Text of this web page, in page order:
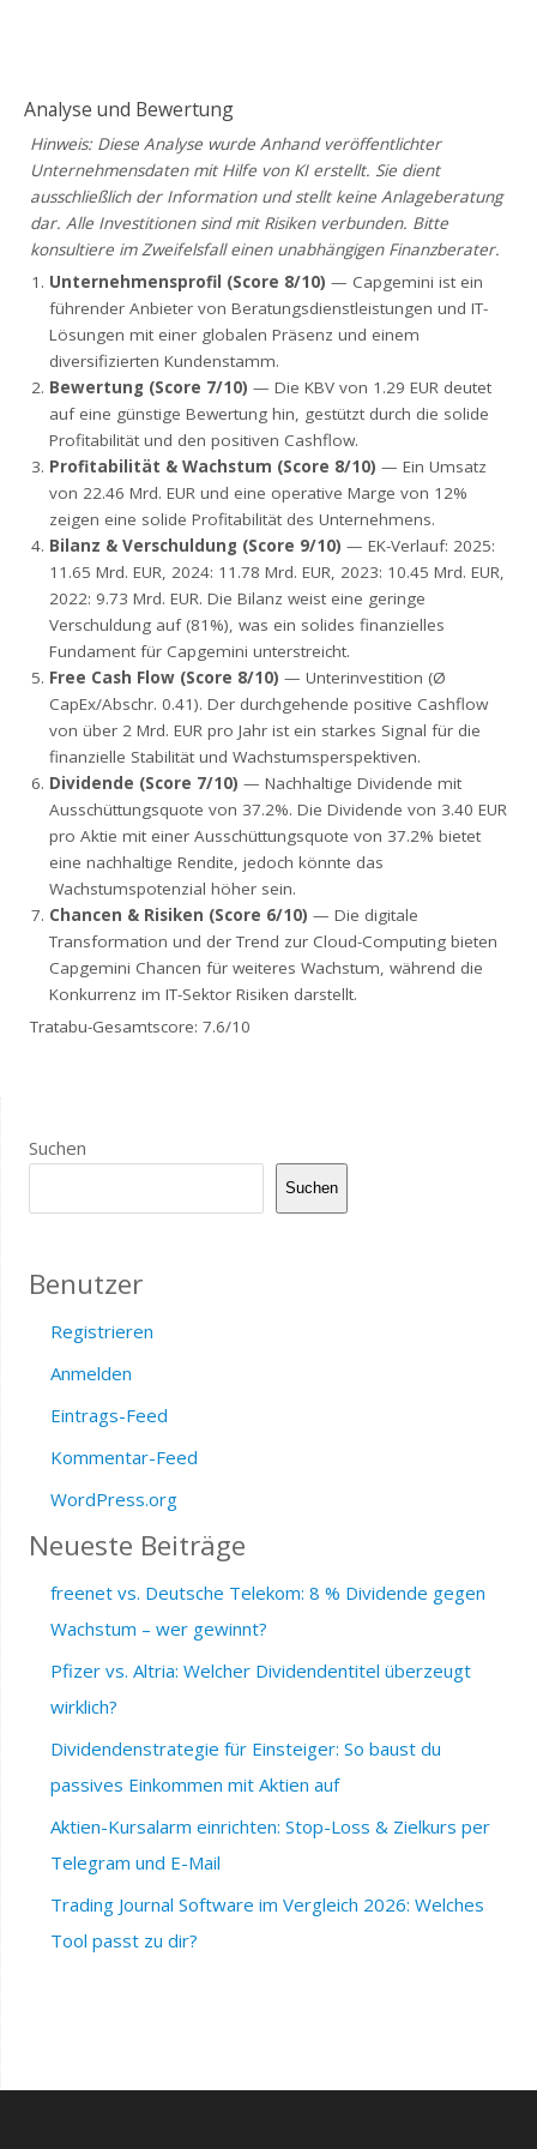
Analyse und Bewertung
Hinweis: Diese Analyse wurde Anhand veröffentlichter
Unternehmensdaten mit Hilfe von KI erstellt. Sie dient
ausschließlich der Information und stellt keine Anlageberatung
dar. Alle Investitionen sind mit Risiken verbunden. Bitte
konsultiere im Zweifelsfall einen unabhängigen Finanzberater.
Unternehmensprofil (Score 8/10) — Capgemini ist ein
führender Anbieter von Beratungsdienstleistungen und IT-
Lösungen mit einer globalen Präsenz und einem
diversifizierten Kundenstamm.
Bewertung (Score 7/10) — Die KBV von 1.29 EUR deutet
auf eine günstige Bewertung hin, gestützt durch die solide
Profitabilität und den positiven Cashflow.
Profitabilität & Wachstum (Score 8/10) — Ein Umsatz
von 22.46 Mrd. EUR und eine operative Marge von 12%
zeigen eine solide Profitabilität des Unternehmens.
Bilanz & Verschuldung (Score 9/10) — EK-Verlauf: 2025:
11.65 Mrd. EUR, 2024: 11.78 Mrd. EUR, 2023: 10.45 Mrd. EUR,
2022: 9.73 Mrd. EUR. Die Bilanz weist eine geringe
Verschuldung auf (81%), was ein solides finanzielles
Fundament für Capgemini unterstreicht.
Free Cash Flow (Score 8/10) — Unterinvestition (Ø
CapEx/Abschr. 0.41). Der durchgehende positive Cashflow
von über 2 Mrd. EUR pro Jahr ist ein starkes Signal für die
finanzielle Stabilität und Wachstumsperspektiven.
Dividende (Score 7/10) — Nachhaltige Dividende mit
Ausschüttungsquote von 37.2%. Die Dividende von 3.40 EUR
pro Aktie mit einer Ausschüttungsquote von 37.2% bietet
eine nachhaltige Rendite, jedoch könnte das
Wachstumspotenzial höher sein.
Chancen & Risiken (Score 6/10) — Die digitale
Transformation und der Trend zur Cloud-Computing bieten
Capgemini Chancen für weiteres Wachstum, während die
Konkurrenz im IT-Sektor Risiken darstellt.
Tratabu-Gesamtscore: 7.6/10
Suchen
Suchen
Benutzer
Registrieren
Anmelden
Eintrags-Feed
Kommentar-Feed
WordPress.org
Neueste Beiträge
freenet vs. Deutsche Telekom: 8 % Dividende gegen
Wachstum – wer gewinnt?
Pfizer vs. Altria: Welcher Dividendentitel überzeugt
wirklich?
Dividendenstrategie für Einsteiger: So baust du
passives Einkommen mit Aktien auf
Aktien-Kursalarm einrichten: Stop-Loss & Zielkurs per
Telegram und E-Mail
Trading Journal Software im Vergleich 2026: Welches
Tool passt zu dir?